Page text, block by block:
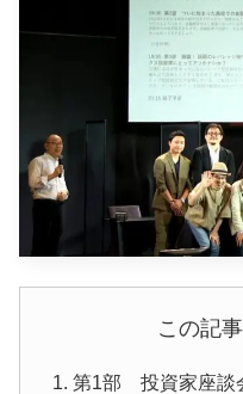
この記
第1部 投資家座談